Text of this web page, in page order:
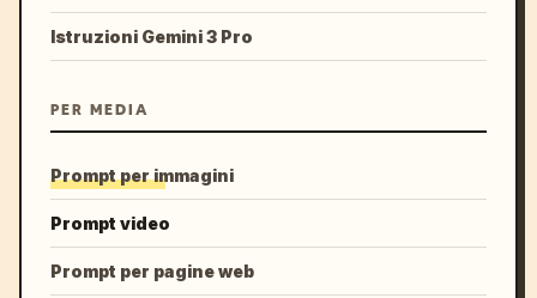
Istruzioni Gemini 3 Pro
PER MEDIA
Prompt per immagini
Prompt video
Prompt per pagine web